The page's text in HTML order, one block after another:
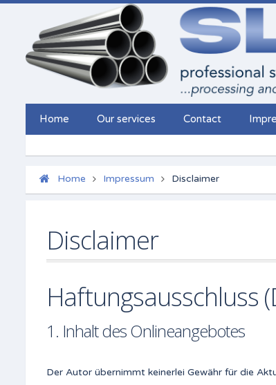
Home Our services Contact
Home Impressum Disclaimer
Disclaimer
Haftungsausschluss
1. Inhalt des Onlineangebotes
Der Autor übernimmt keinerlei Gewähr für die